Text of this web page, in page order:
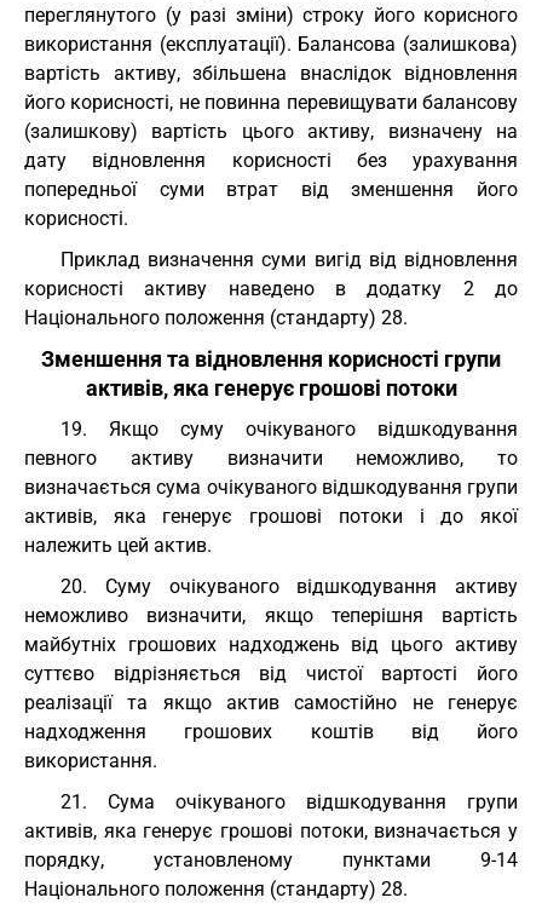
переглянутого (у разі зміни) строку його корисного
використання (експлуатації). Балансова (залишкова)
вартість активу, збільшена внаслідок відновлення
його корисності, не повинна перевищувати балансову
(залишкову) вартість цього активу, визначену на
дату відновлення корисності без урахування
попередньої суми втрат від зменшення його
корисності.
Приклад визначення суми вигід від відновлення
корисності активу наведено в додатку 2 до
Національного положення (стандарту) 28.
Зменшення та відновлення корисності групи
активів, яка генерує грошові потоки
19. Якщо суму очікуваного відшкодування
певного активу визначити неможливо, то
визначається сума очікуваного відшкодування групи
активів, яка генерує грошові потоки і до якої
належить цей актив.
20. Суму очікуваного відшкодування активу
неможливо визначити, якщо теперішня вартість
майбутніх грошових надходжень від цього активу
суттєво відрізняється від чистої вартості його
реалізації та якщо актив самостійно не генерує
надходження грошових коштів від його
використання.
21. Сума очікуваного відшкодування групи
активів, яка генерує грошові потоки, визначається у
порядку, установленому пунктами 9-14
Національного положення (стандарту) 28.